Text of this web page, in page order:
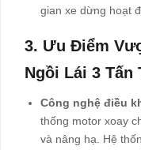
gian xe dừng hoạt
3. Ưu Điểm
Ngồi Lái 3 Tấn
Công nghệ điều
thống motor xoay
và nâng hạ. Hệ